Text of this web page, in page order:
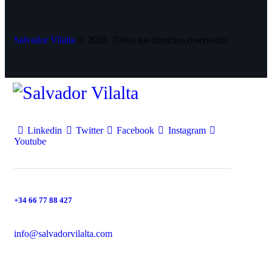
Salvador Vilalta © 2026. Todos los derechos reservados
Linkedin Twitter Facebook
Instagram
Youtube
+34 66 77 88 427
info@salvadorvilalta.com